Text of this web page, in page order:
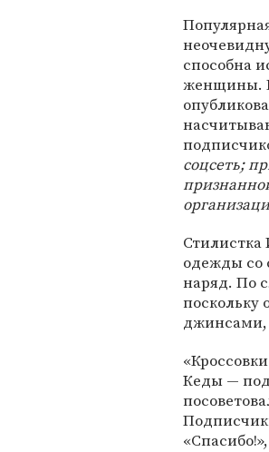
способна
женщины.
соцсеть;
Стилистка
одежды со
наряд. По
поскольку
Кеды —